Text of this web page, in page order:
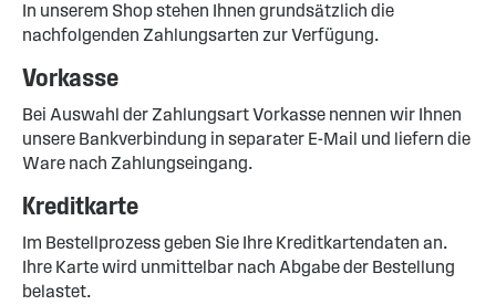
In unserem Shop stehen Ihnen grundsätzlich die
nachfolgenden Zahlungsarten zur Verfügung.
Vorkasse
Bei Auswahl der Zahlungsart Vorkasse nennen wir Ihnen
unsere Bankverbindung in separater E-Mail und liefern die
Ware nach Zahlungseingang.
Kreditkarte
Im Bestellprozess geben Sie Ihre Kreditkartendaten an.
Ihre Karte wird unmittelbar nach Abgabe der Bestellung
belastet.